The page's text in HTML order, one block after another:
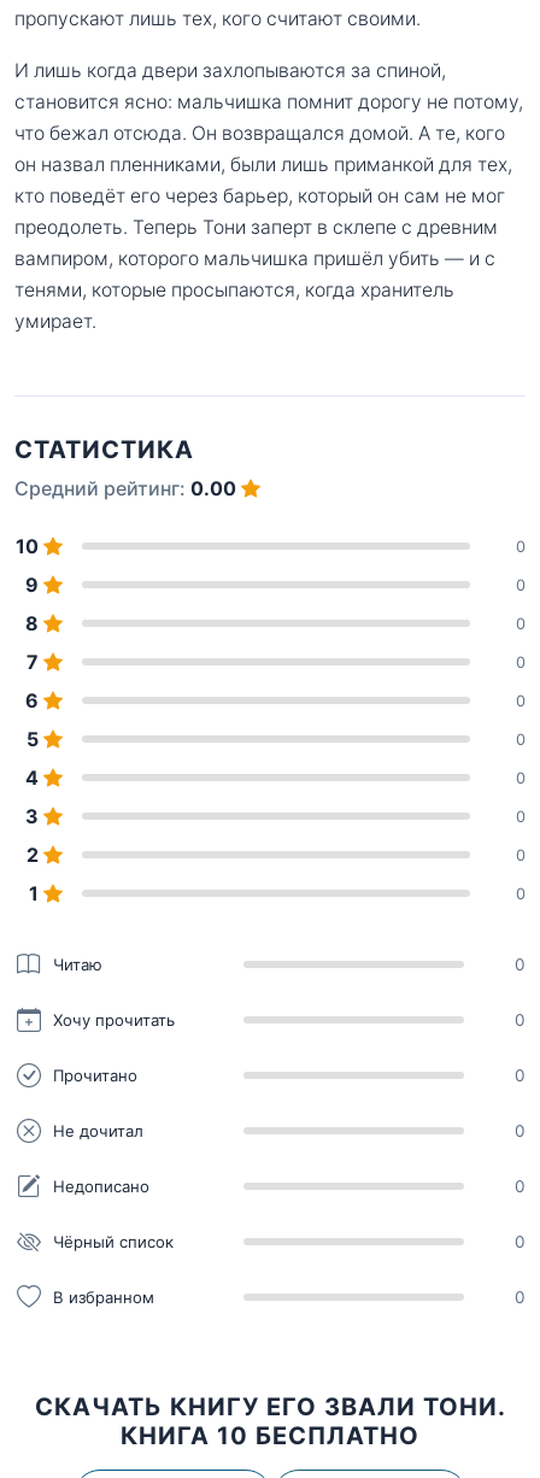
пропускают лишь тех, кого считают своими.
И лишь когда двери захлопываются за спиной,
становится ясно: мальчишка помнит дорогу не потому,
что бежал отсюда. Он возвращался домой. А те, кого
он назвал пленниками, были лишь приманкой для тех,
кто поведёт его через барьер, который он сам не мог
преодолеть. Теперь Тони заперт в склепе с древним
вампиром, которого мальчишка пришёл убить — и с
тенями, которые просыпаются, когда хранитель
умирает.
СТАТИСТИКА
Средний рейтинг: 0.00
10 0
9 0
8 0
7 0
6 0
5 0
4 0
3 0
2 0
1 0
Читаю 0
Хочу прочитать 0
Прочитано 0
Не дочитал 0
Недописано 0
Чёрный список 0
В избранном 0
СКАЧАТЬ КНИГУ ЕГО ЗВАЛИ ТОНИ.
КНИГА 10 БЕСПЛАТНО